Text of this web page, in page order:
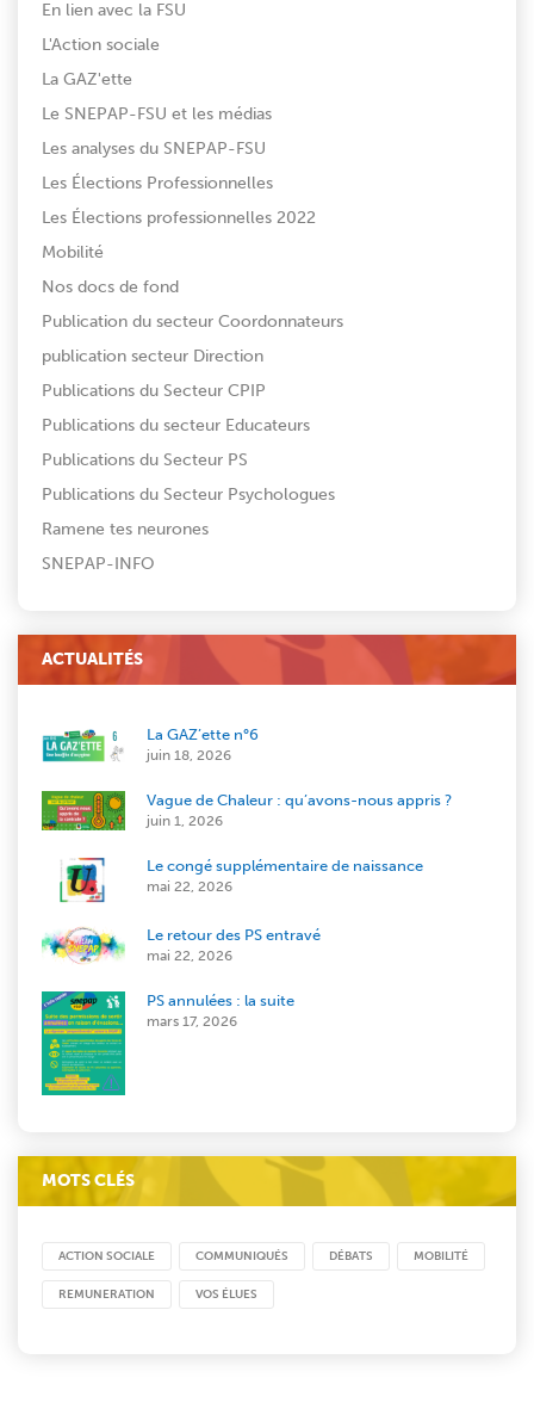
En lien avec la FSU
L'Action sociale
La GAZ'ette
Le SNEPAP-FSU et les médias
Les analyses du SNEPAP-FSU
Les Élections Professionnelles
Les Élections professionnelles 2022
Mobilité
Nos docs de fond
Publication du secteur Coordonnateurs
publication secteur Direction
Publications du Secteur CPIP
Publications du secteur Educateurs
Publications du Secteur PS
Publications du Secteur Psychologues
Ramene tes neurones
SNEPAP-INFO
ACTUALITÉS
La GAZ’ette n°6
juin 18, 2026
Vague de Chaleur : qu’avons-nous appris ?
juin 1, 2026
Le congé supplémentaire de naissance
mai 22, 2026
Le retour des PS entravé
mai 22, 2026
PS annulées : la suite
mars 17, 2026
MOTS CLÉS
ACTION SOCIALE COMMUNIQUÉS DÉBATS MOBILITÉ
REMUNERATION VOS ÉLUES